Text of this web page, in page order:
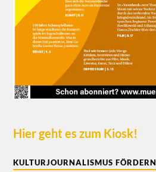
Hier geht es zum Kiosk!
KULTURJOURNALISMUS FÖRDERN